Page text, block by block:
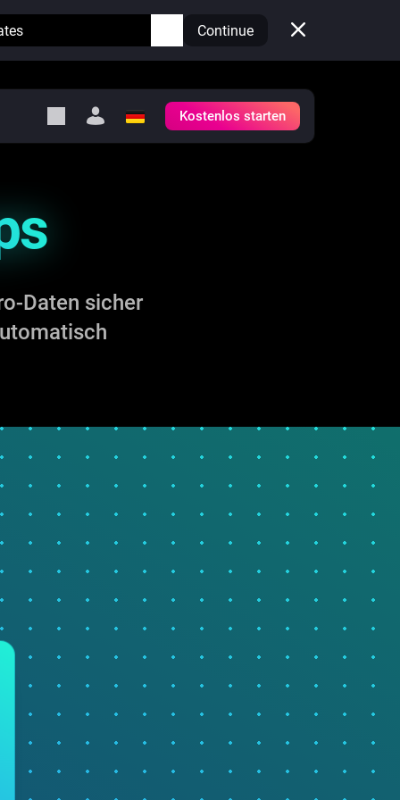
Continue
Self-Hosted Server
Ethernet Adapter
deinem Ethernet-Netzwerk
Kostenlos starten
Daten sicher